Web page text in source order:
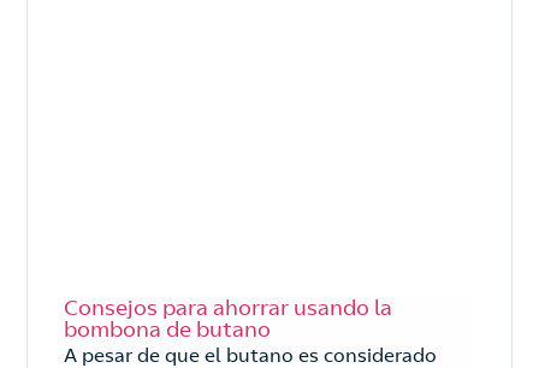
Consejos para ahorrar usando la
bombona de butano
A pesar de que el butano es considerado